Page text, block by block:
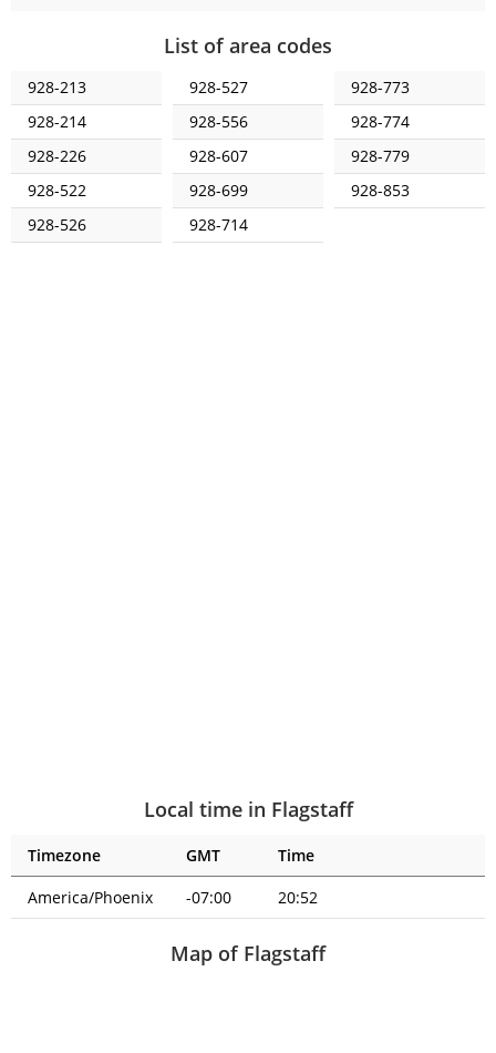
List of area codes
928-213
928-214
928-226
928-522
928-526
928-527
928-556
928-607
928-699
928-714
928-773
928-774
928-779
928-853
Local time in Flagstaff
Timezone GMT
Time
America/Phoenix
-07:00 20:52
Map of Flagstaff